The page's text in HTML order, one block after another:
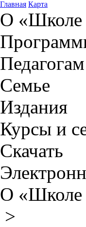
Главная Карта
О «Школе
Педагогам
Семье
Издания
Курсы и
Скачать
О «Школе
>